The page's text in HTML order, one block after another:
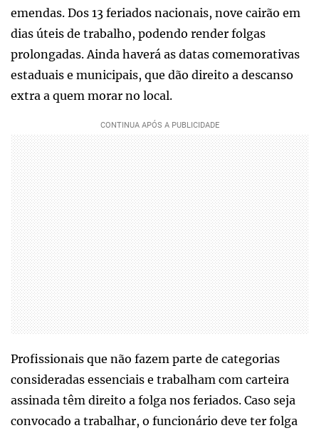
emendas. Dos 13 feriados nacionais, nove cairão em
dias úteis de trabalho, podendo render folgas
prolongadas. Ainda haverá as datas comemorativas
estaduais e municipais, que dão direito a descanso
extra a quem morar no local.
Profissionais que não fazem parte de categorias
consideradas essenciais e trabalham com carteira
assinada têm direito a folga nos feriados. Caso seja
convocado a trabalhar, o funcionário deve ter folga